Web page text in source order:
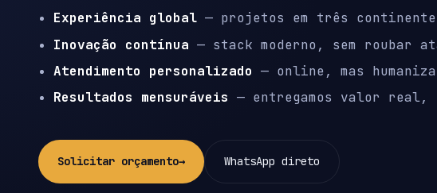
Experiência global — projetos em três
Inovação contínua — stack moderno, sem roubar
Atendimento personalizado — online, mas
Resultados mensuráveis — entregamos valor real,
Solicitar orçamento→ WhatsApp direto